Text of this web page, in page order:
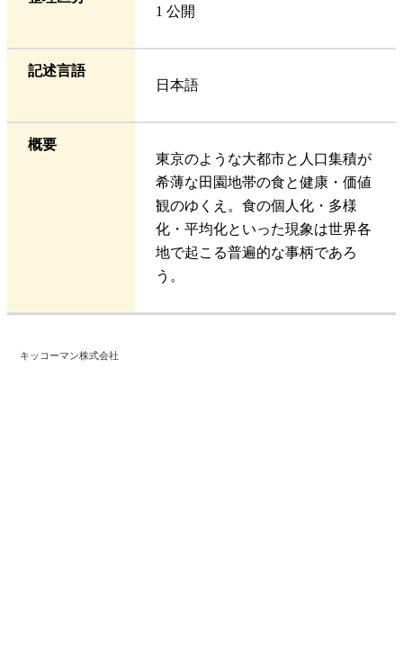
1 公開
記述言語
日本語
概要
東京のような大都市と人口集積が
希薄な田園地帯の食と健康・価値
観のゆくえ。食の個人化・多様
化・平均化といった現象は世界各
地で起こる普遍的な事柄であろ
う。
キッコーマン株式会社